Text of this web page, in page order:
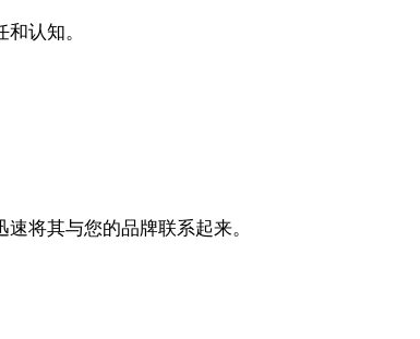
认知。
将其与您的品牌联系起来。